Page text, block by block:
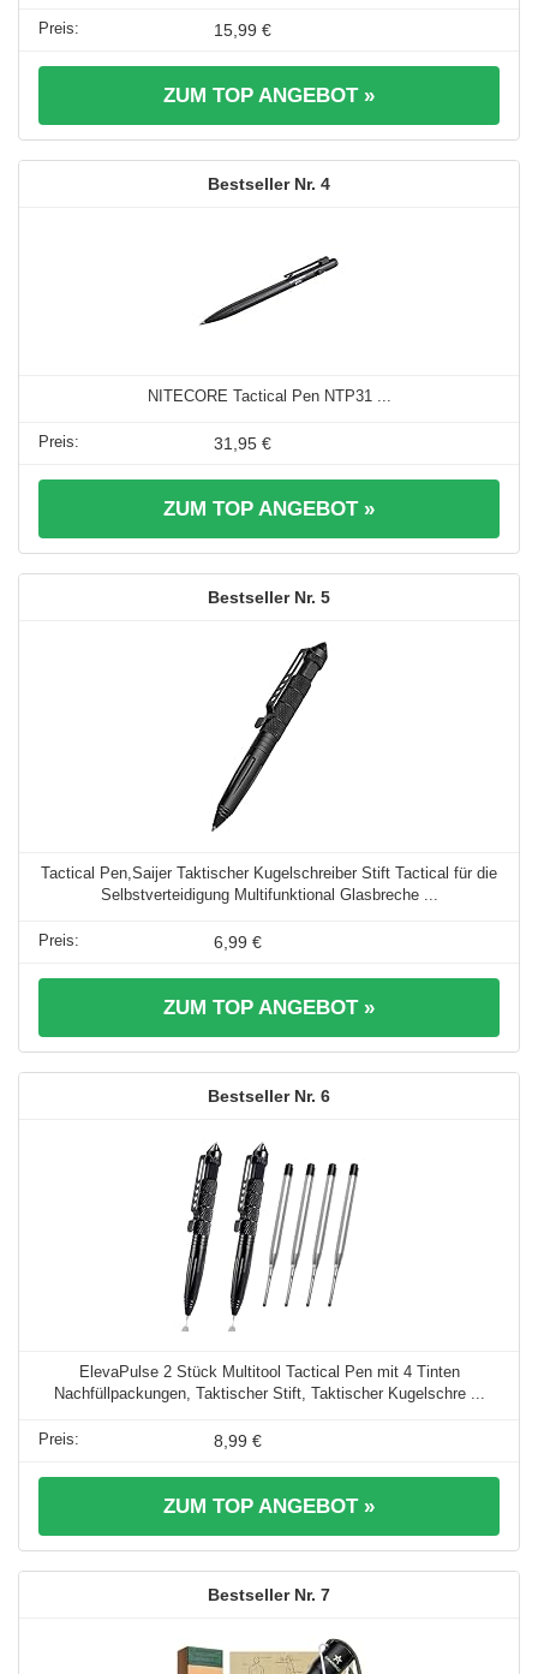
15,99 €
ZUM TOP ANGEBOT »
4
NITECORE Tactical Pen NTP31 ...
31,95 €
ZUM TOP ANGEBOT »
5
Tactical Pen,Saijer Taktischer Kugelschreiber Stift Tactical für die
Selbstverteidigung Multifunktional Glasbreche ...
6,99 €
ZUM TOP ANGEBOT »
6
ElevaPulse 2 Stück Multitool Tactical Pen mit 4 Tinten
Nachfüllpackungen, Taktischer Stift, Taktischer Kugelschre ...
8,99 €
ZUM TOP ANGEBOT »
7